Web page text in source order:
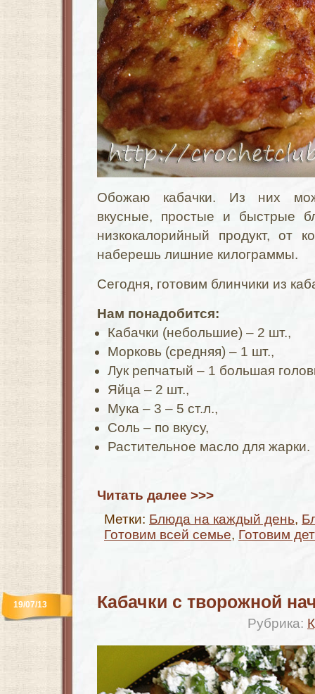
Обожаю кабачки. Из них
вкусные, простые и быстрые
низкокалорийный продукт, от
наберешь лишние килограммы.
Сегодня, готовим блинчики из
Нам понадобится:
Кабачки (небольшие) – 2 шт.,
Морковь (средняя) – 1 шт.,
Лук репчатый – 1 большая
Яйца – 2 шт.,
Мука – 3 – 5 ст.л.,
Соль – по вкусу,
Растительное масло для жарки.
Читать далее >>>
Метки: Блюда на каждый день,
Готовим всей семье, Готовим
Кабачки с творожной
Рубрика:
19/07/13